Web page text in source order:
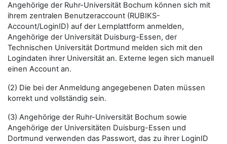
Angehörige der Ruhr-Universität Bochum können sich mit
ihrem zentralen Benutzeraccount (RUBIKS-
Account/LoginID) auf der Lernplattform anmelden,
Angehörige der Universität Duisburg-Essen, der
Technischen Universität Dortmund melden sich mit den
Logindaten ihrer Universität an. Externe legen sich manuell
einen Account an.
(2) Die bei der Anmeldung angegebenen Daten müssen
korrekt und vollständig sein.
(3) Angehörige der Ruhr-Universität Bochum sowie
Angehörige der Universitäten Duisburg-Essen und
Dortmund verwenden das Passwort, das zu ihrer LoginID